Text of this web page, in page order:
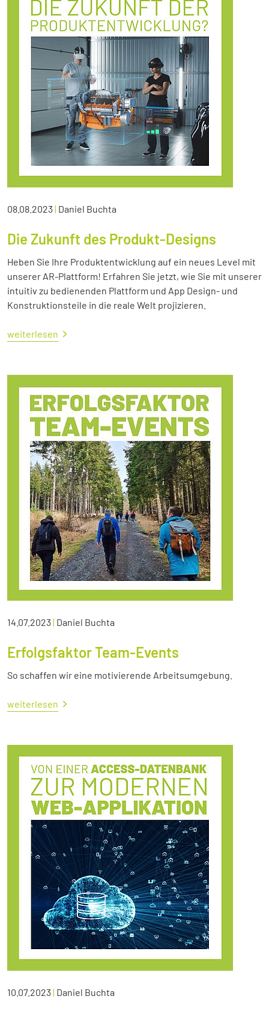
08.08.2023| Daniel Buchta
Die Zukunft des Produkt-Designs
Heben Sie Ihre Produktentwicklung auf ein neues Level mit
unserer AR-Plattform! Erfahren Sie jetzt, wie Sie mit unserer
intuitiv zu bedienenden Plattform und App Design- und
Konstruktionsteile in die reale Welt projizieren.
weiterlesen
14.07.2023| Daniel Buchta
Erfolgsfaktor Team-Events
So schaffen wir eine motivierende Arbeitsumgebung.
weiterlesen
10.07.2023| Daniel Buchta